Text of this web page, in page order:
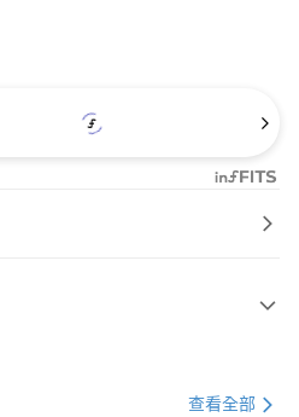
查看全部